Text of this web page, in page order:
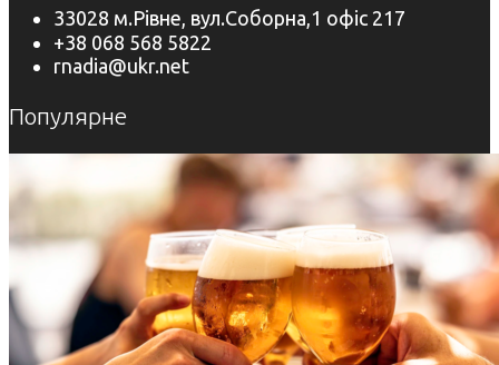
33028 м.Рівне, вул.Соборна,1 офіс 217
+38 068 568 5822
rnadia@ukr.net
Популярне